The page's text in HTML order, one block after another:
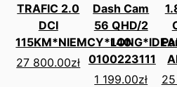
TRAFIC 2.0
DCI
27 800.00zł
Dash Cam
56 QHD/2
140
0100223111
1 199.00zł